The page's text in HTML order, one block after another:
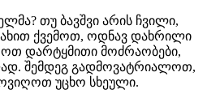
თუ ბავშვი არის ჩვილი,
ქვემოთ, ოდნავ დახრილი
დარტყმითი მოძრაობები,
შემდეგ გადმოვატრიალოთ,
უცხო სხეული.